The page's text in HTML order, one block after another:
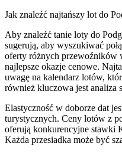
Jak znaleźć najtańszy lot do
Aby znaleźć tanie loty do
sugerują, aby wyszukiwać
oferty różnych przewoźników
najlepsze okazje cenowe.
uwagę na kalendarz lotów,
również kluczowa jest analiza
Elastyczność w doborze dat
turystycznych. Ceny lotów z
oferują konkurencyjne stawki
Każda przesiadka może być